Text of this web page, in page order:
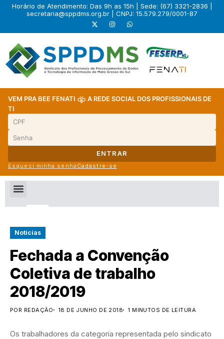
Horário de Atendimento: Das 9h as 15h | Sede: (67) 3321-2836 |
secretaria@sppdms.org.br | CNPJ: 15.579.279/0001-87
VEM PRA BEE FENATI
A REDE SOCIAL DOS PROFISSIONAIS DE
TI
ENTRAR
Esqueci minha senha Cadastre-se
Notícias
Fechada a Convenção
Coletiva de trabalho
2018/2019
POR REDAÇÃO 18 DE JUNHO DE 2018 1 MINUTOS DE LEITURA
Os trabalhadores da categoria representada pelo sindicato